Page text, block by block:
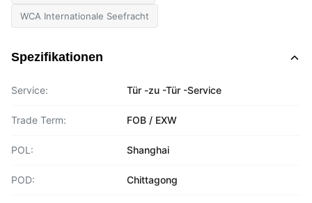
WCA Internationale Seefracht
Spezifikationen
Service: Tür -zu -Tür -Service
Trade Term: FOB / EXW
POL: Shanghai
POD: Chittagong